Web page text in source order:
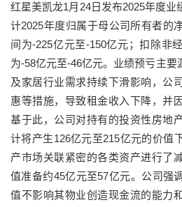
红星美凯龙1月24日发布2025年度
计2025年度归属于母公司所有者的
间为-225亿元至-150亿元；扣除非
为-58亿元至-46亿元。业绩预亏主要
及家居行业需求持续下滑影响，公
惠等措施，导致租金收入下降，并
基于此，公司对持有的投资性房地
计将产生126亿元至215亿元的价值
产市场关联紧密的各类资产进行了
值准备约45亿元至57亿元。公司强
值不影响其物业创造现金流的能力